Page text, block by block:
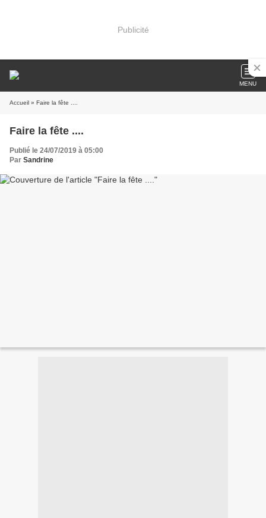
Publicité
MENU
Accueil » Faire la fête ....
Faire la fête ....
Publié le 24/07/2019 à 05:00
Par Sandrine